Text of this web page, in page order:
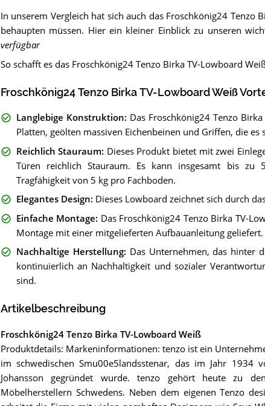
In unserem Vergleich hat sich auch das Froschkönig24 Tenzo
behaupten müssen. Hier ein kleiner Einblick zu unseren
verfügbar
So schafft es das Froschkönig24 Tenzo Birka TV-Lowboard
Froschkönig24 Tenzo Birka TV-Lowboard Weiß
Langlebige Konstruktion: Das Froschkönig24 Tenzo
Platten, geölten massiven Eichenbeinen und Griffen, die
Reichlich Stauraum: Dieses Produkt bietet mit zwei
Türen reichlich Stauraum. Es kann insgesamt bis
Tragfähigkeit von 5 kg pro Fachboden.
Elegantes Design: Dieses Lowboard zeichnet sich durch
Einfache Montage: Das Froschkönig24 Tenzo Birka TV-
Montage mit einer mitgelieferten Aufbauanleitung geliefert.
Nachhaltige Herstellung: Das Unternehmen, das hinter
kontinuierlich an Nachhaltigkeit und sozialer
sind.
Artikelbeschreibung
Froschkönig24 Tenzo Birka TV-Lowboard Weiß
Produktdetails: Markeninformationen: tenzo ist ein
im schwedischen Smu00e5landsstenar, das im Jahr 1934
Johansson gegründet wurde. tenzo gehört heute zu
Möbelherstellern Schwedens. Neben dem eigenen Tenzo